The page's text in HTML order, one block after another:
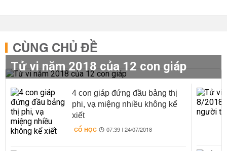
CÙNG CHỦ ĐỀ
Tử vi năm 2018 của 12 con giáp
4 con giáp đứng đầu bảng thị
phi, vạ miệng nhiều không kể
xiết
CỔ HỌC 07:39 | 24/07/2018